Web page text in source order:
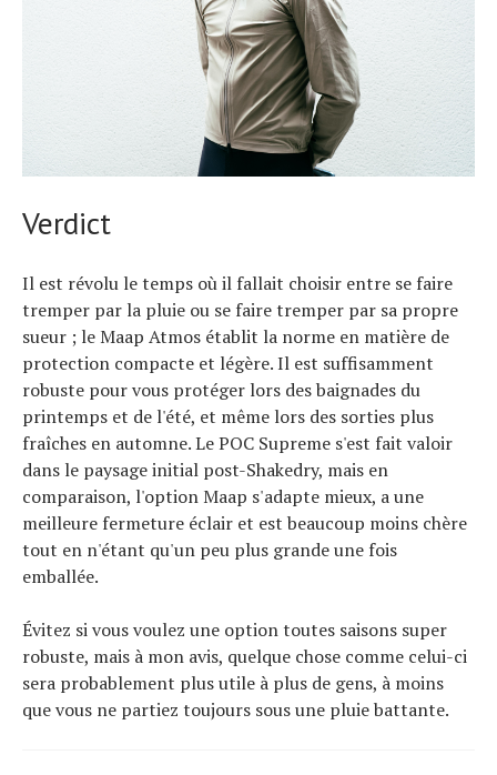
Verdict
Il est révolu le temps où il fallait choisir entre se faire
tremper par la pluie ou se faire tremper par sa propre
sueur ; le Maap Atmos établit la norme en matière de
protection compacte et légère. Il est suffisamment
robuste pour vous protéger lors des baignades du
printemps et de l'été, et même lors des sorties plus
fraîches en automne. Le POC Supreme s'est fait valoir
dans le paysage initial post-Shakedry, mais en
comparaison, l'option Maap s'adapte mieux, a une
meilleure fermeture éclair et est beaucoup moins chère
tout en n'étant qu'un peu plus grande une fois
emballée.
Évitez si vous voulez une option toutes saisons super
robuste, mais à mon avis, quelque chose comme celui-ci
sera probablement plus utile à plus de gens, à moins
que vous ne partiez toujours sous une pluie battante.